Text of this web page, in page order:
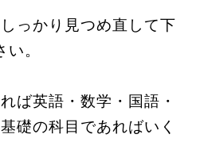
っかり見つめ直して下
い。
ば英語・数学・国語・
礎の科目であればいく